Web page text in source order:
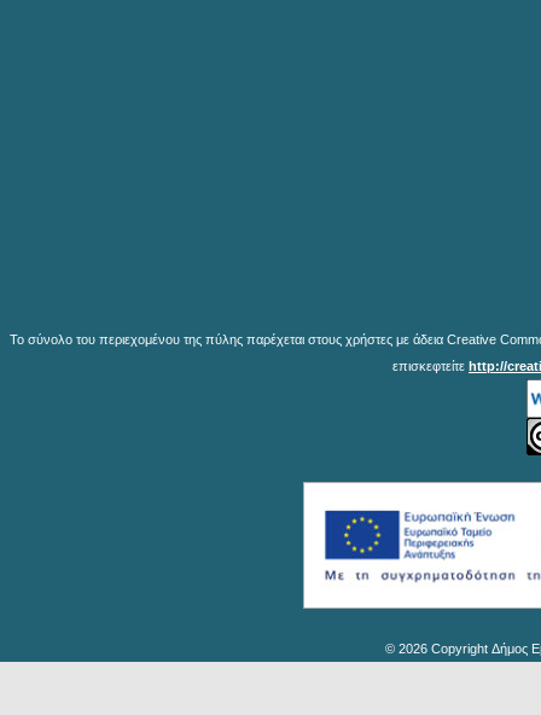
Το σύνολο του περιεχομένου της πύλης παρέχεται στους χρήστες με άδεια Creative
επισκεφτείτε http://
© 2026 Copyright Δήμος